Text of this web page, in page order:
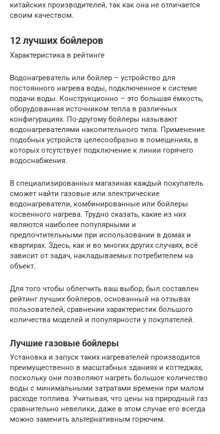
китайских производителей, так как она не отличается
своим качеством.
12 лучших бойлеров
Характеристика в рейтинге
Водонагреватель или бойлер – устройство для
постоянного нагрева воды, подключенное к системе
подачи воды. Конструкционно – это большая ёмкость,
оборудованная источником тепла в различных
конфигурациях. По-другому бойлеры называют
водонагревателями накопительного типа. Применение
подобных устройств целесообразно в помещениях, в
которых отсутствует подключение к линии горячего
водоснабжения.
В специализированных магазинах каждый покупатель
сможет найти газовые или электрические
водонагреватели, комбинированные или бойлеры
косвенного нагрева. Трудно сказать, какие из них
являются наиболее популярными и
предпочтительными при использовании в домах и
квартирах. Здесь, как и во многих других случаях, всё
зависит от задач, накладываемых потребителем на
объект.
Для того чтобы облегчить ваш выбор, был составлен
рейтинг лучших бойлеров, основанный на отзывах
пользователей, сравнении характеристик большого
количества моделей и популярности у покупателей.
Лучшие газовые бойлеры
Установка и запуск таких нагревателей производится
преимущественно в масштабных зданиях и коттеджах,
поскольку они позволяют нагреть большое количество
воды с минимальными затратами времени при малом
расходе топлива. Учитывая, что цены на природный газ
сравнительно невелики, даже в этом случае его всегда
можно заменить альтернативным горючим.